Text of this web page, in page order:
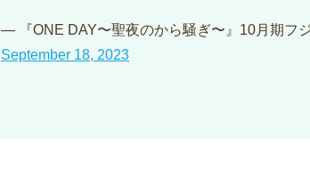
— 『ONE DAY〜聖夜のから騒ぎ〜』10月期フ
September 18, 2023